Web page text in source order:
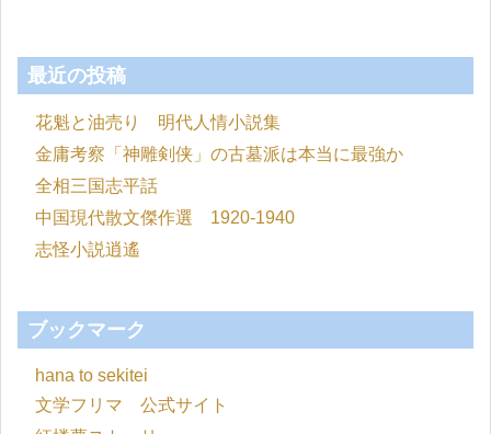
最近の投稿
花魁と油売り 明代人情小説集
金庸考察「神雕剣侠」の古墓派は本当に最強か
全相三国志平話
中国現代散文傑作選 1920-1940
志怪小説逍遙
ブックマーク
hana to sekitei
文学フリマ 公式サイト